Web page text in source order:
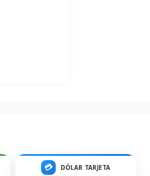
💳 DÓLAR TARJETA